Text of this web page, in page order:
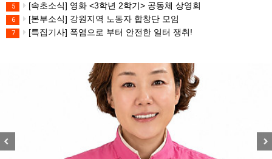
5 [속초소식] 영화 <3학년 2학기> 공동체 상영회
6 [본부소식] 강원지역 노동자 합창단 모임
7 [특집기사] 폭염으로 부터 안전한 일터 쟁취!